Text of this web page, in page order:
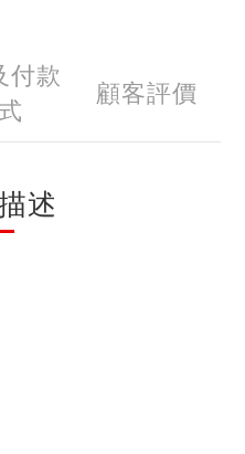
付款
顧客評價
述